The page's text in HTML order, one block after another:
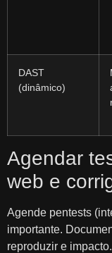
DAST
(dinâmico)
Agendar
web e
Agende pentests
importante.
reproduzir e